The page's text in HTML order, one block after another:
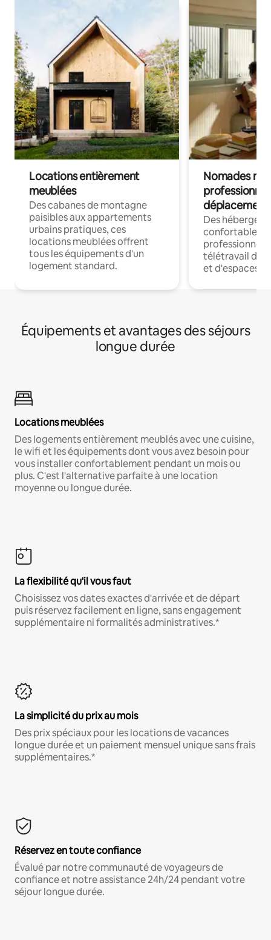
Locations entièrement
meublées
Des cabanes de montagne
paisibles aux appartements
urbains pratiques, ces
locations meublées offrent
tous les équipements d'un
logement standard.
Nomades
déplacement
Des
confortables
professionnels
télétravail
et d'espaces
Équipements et avantages des séjours
longue durée
Locations meublées
Des logements entièrement meublés avec une cuisine,
le wifi et les équipements dont vous avez besoin pour
vous installer confortablement pendant un mois ou
plus. C'est l'alternative parfaite à une location
moyenne ou longue durée.
La flexibilité qu'il vous faut
Choisissez vos dates exactes d'arrivée et de départ
puis réservez facilement en ligne, sans engagement
supplémentaire ni formalités administratives.*
La simplicité du prix au mois
Des prix spéciaux pour les locations de vacances
longue durée et un paiement mensuel unique sans frais
supplémentaires.*
Réservez en toute confiance
Évalué par notre communauté de voyageurs de
confiance et notre assistance 24h/24 pendant votre
séjour longue durée.